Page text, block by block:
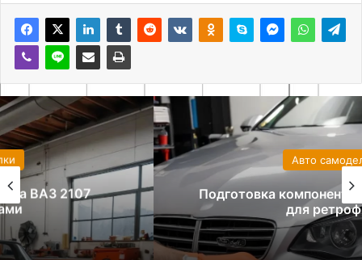
Авто самоделки
Подготовка компонентов и оборудования
для ретрофита